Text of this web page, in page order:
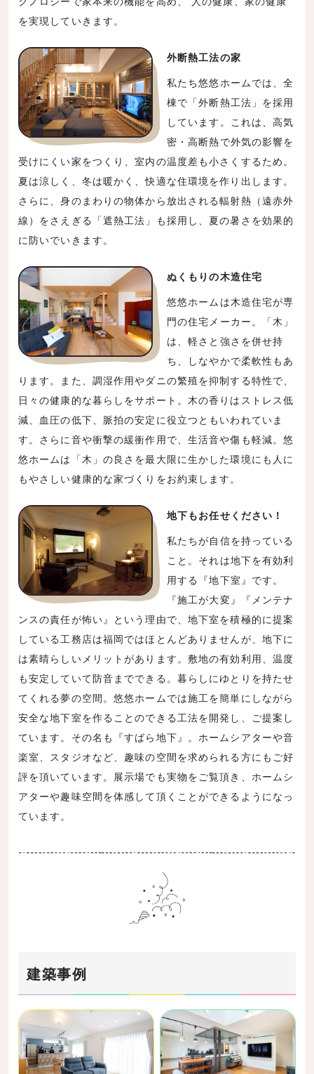
を実現していきます。
外断熱工法の家
私たち悠悠ホームでは、全
棟で「外断熱工法」を採用
しています。これは、高気
密・高断熱で外気の影響を
受けにくい家をつくり、室内の温度差も小さくするため。
夏は涼しく、冬は暖かく、快適な住環境を作り出します。
さらに、身のまわりの物体から放出される輻射熱（遠赤外
線）をさえぎる「遮熱工法」も採用し、夏の暑さを効果的
に防いでいきます。
ぬくもりの木造住宅
悠悠ホームは木造住宅が専
門の住宅メーカー。「木」
は、軽さと強さを併せ持
ち、しなやかで柔軟性もあ
ります。また、調湿作用やダニの繁殖を抑制する特性で、
日々の健康的な暮らしをサポート。木の香りはストレス低
減、血圧の低下、脈拍の安定に役立つともいわれていま
す。さらに音や衝撃の緩衝作用で、生活音や傷も軽減。悠
悠ホームは「木」の良さを最大限に生かした環境にも人に
もやさしい健康的な家づくりをお約束します。
地下もお任せください！
私たちが自信を持っている
こと。それは地下を有効利
用する『地下室』です。
『施工が大変』『メンテナ
ンスの責任が怖い』という理由で、地下室を積極的に提案
している工務店は福岡ではほとんどありませんが、地下に
は素晴らしいメリットがあります。敷地の有効利用、温度
も安定していて防音までできる。暮らしにゆとりを持たせ
てくれる夢の空間。悠悠ホームでは施工を簡単にしながら
安全な地下室を作ることのできる工法を開発し、ご提案し
ています。その名も『すばら地下』。ホームシアターや音
楽室、スタジオなど、趣味の空間を求められる方にもご好
評を頂いています。展示場でも実物をご覧頂き、ホームシ
アターや趣味空間を体感して頂くことができるようになっ
ています。
建築事例